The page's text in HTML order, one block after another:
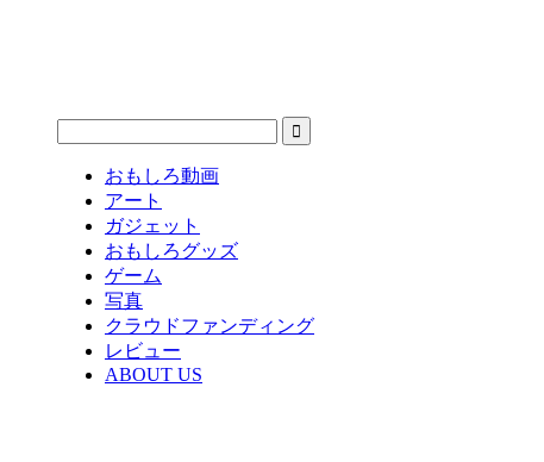
おもしろ動画
アート
ガジェット
おもしろグッズ
ゲーム
写真
クラウドファンディング
レビュー
ABOUT US